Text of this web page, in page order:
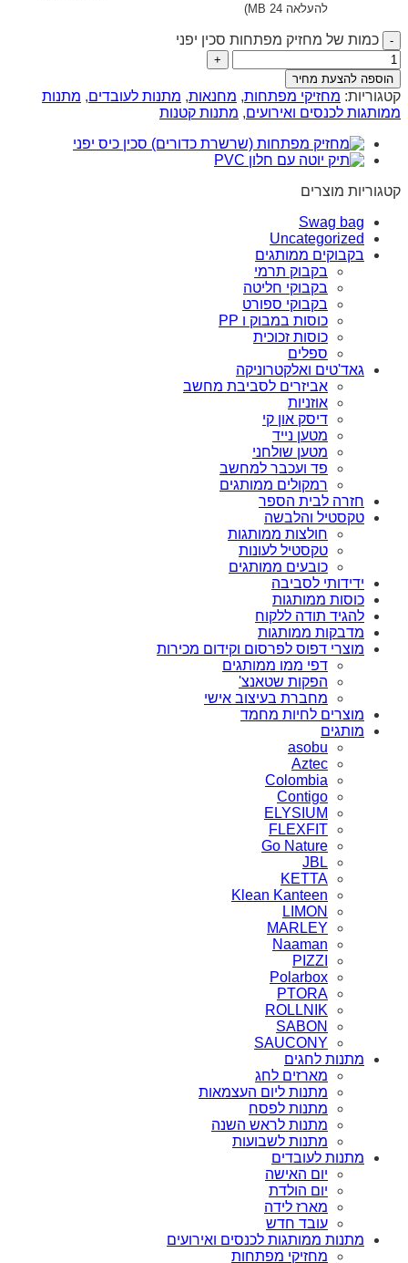
להעלאה 24 MB)
כמות של מחזיק מפתחות סכין יפני
הוספה להצעת מחיר
קטגוריות: מחזיקי מפתחות, מחנאות, מתנות לעובדים, מתנות
ממותגות לכנסים ואירועים, מתנות קטנות
קטגוריות מוצרים
Swag bag
Uncategorized
בקבוקים ממותגים
בקבוק תרמי
בקבוקי חליטה
בקבוקי ספורט
כוסות במבוק ו PP
כוסות זכוכית
ספלים
גאד'טים ואלקטרוניקה
אביזרים לסביבת מחשב
אוזניות
דיסק און קי
מטען נייד
מטען שולחני
פד ועכבר למחשב
רמקולים ממותגים
חזרה לבית הספר
טקסטיל והלבשה
חולצות ממותגות
טקסטיל לעונות
כובעים ממותגים
ידידותי לסביבה
כוסות ממותגות
להגיד תודה ללקוח
מדבקות ממותגות
מוצרי דפוס לפרסום וקידום מכירות
דפי ממו ממותגים
הפקות שטאנצ'
מחברת בעיצוב אישי
מוצרים לחיות מחמד
מותגים
asobu
Aztec
Colombia
Contigo
ELYSIUM
FLEXFIT
Go Nature
JBL
KETTA
Klean Kanteen
LIMON
MARLEY
Naaman
PIZZI
Polarbox
PTORA
ROLLNIK
SABON
SAUCONY
מתנות לחגים
מארזים לחג
מתנות ליום העצמאות
מתנות לפסח
מתנות לראש השנה
מתנות לשבועות
מתנות לעובדים
יום האישה
יום הולדת
מארז לידה
עובד חדש
מתנות ממותגות לכנסים ואירועים
מחזיקי מפתחות